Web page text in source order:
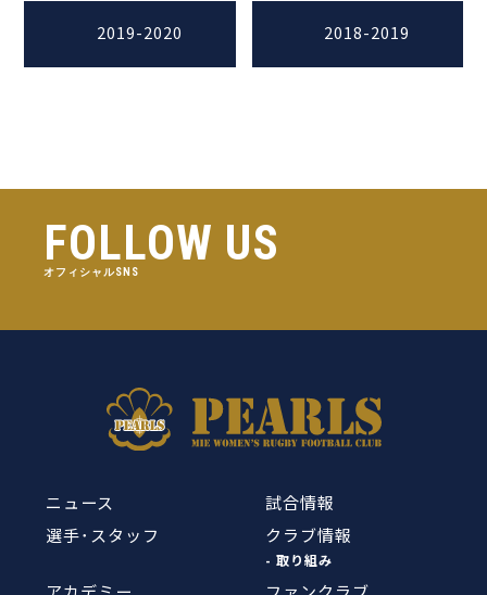
2019-2020 2018-2019
FOLLOW US
オフィシャルSNS
ニュース
試合情報
選手･スタッフ
クラブ情報
- 取り組み